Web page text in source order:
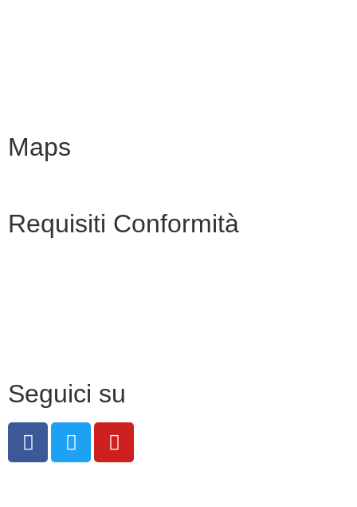
Maps
Requisiti Conformità
Seguici su